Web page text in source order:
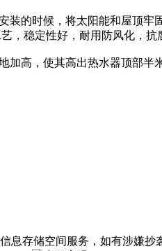
的时候，将太阳能和屋顶
，稳定性好，耐用防风化，抗
高，使其高出热水器顶部
息存储空间服务，如有涉嫌抄